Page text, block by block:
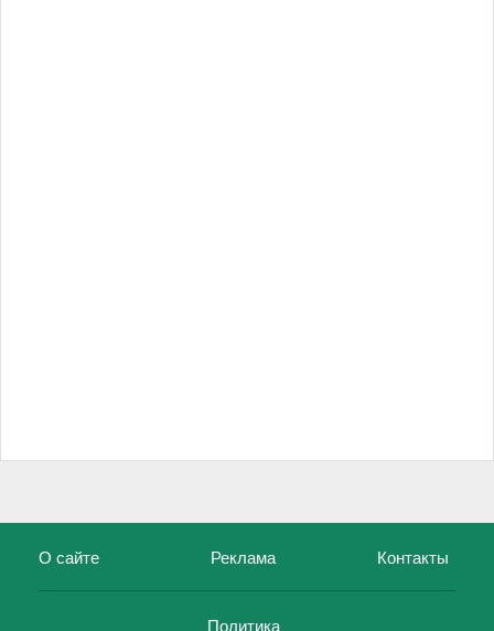
О сайте Реклама Контакты
Политика